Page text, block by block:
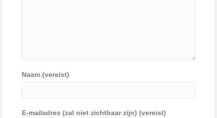
Naam (vereist)
E-mailadres (zal niet zichtbaar zijn) (vereist)